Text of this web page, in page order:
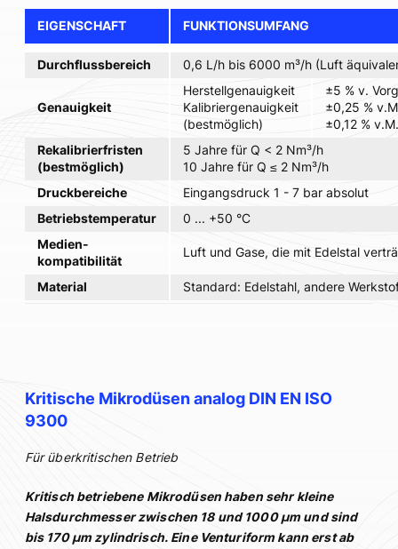
EIGENSCHAFT FUNKTIONSUMFANG
Durchflussbereich 0,6 L/h bis 6000 m³/h (Luft
Genauigkeit
Herstellgenauigkeit
Kalibriergenauigkeit
(bestmöglich)
±5 % v.
±0,25 %
±0,12 %
Rekalibrierfristen
(bestmöglich)
5 Jahre für Q < 2 Nm³/h
10 Jahre für Q ≤ 2 Nm³/h
Druckbereiche
Eingangsdruck 1 - 7 bar absolut
Betriebstemperatur
0 ... +50 °C
Medien-
kompatibilität
Luft und Gase, die mit Edelstal
Material Standard: Edelstahl, andere
Kritische Mikrodüsen analog DIN EN ISO
9300
Für überkritischen Betrieb
Kritisch betriebene Mikrodüsen haben sehr kleine
Halsdurchmesser zwischen 18 und 1000 µm und sind
bis 170 µm zylindrisch. Eine Venturiform kann erst ab